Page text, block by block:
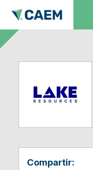
Compartir: